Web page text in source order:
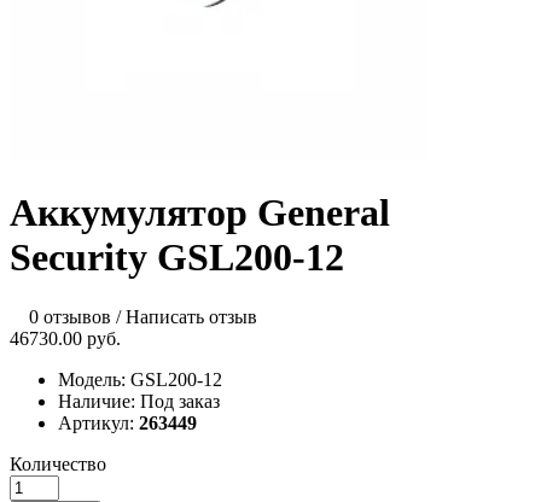
Аккумулятор General
Security GSL200-12
0 отзывов /Написать отзыв
46730.00 руб.
Модель: GSL200-12
Наличие: Под заказ
Артикул: 263449
Количество